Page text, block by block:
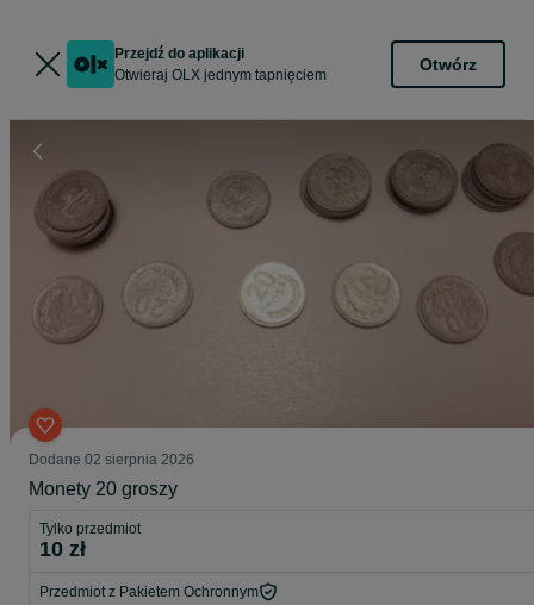
Przejdź do aplikacji
Otwieraj OLX jednym tapnięciem
Otwórz
Dodane 02 sierpnia 2026
Monety 20 groszy
Tylko przedmiot
10 zł
Przedmiot z Pakietem Ochronnym